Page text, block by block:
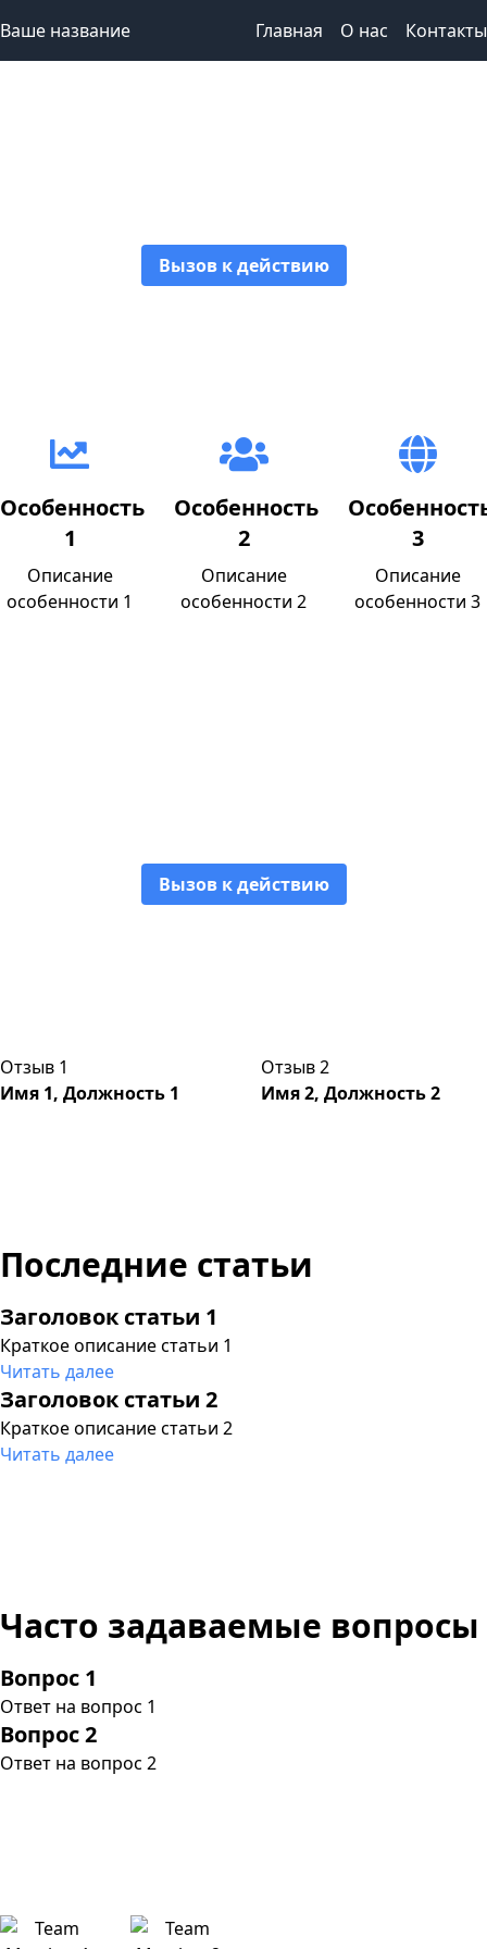
Ваше название Главная О нас Контакты
Вызов к действию
Особенность
1
Описание
особенности 1
Особенность
2
Описание
особенности 2
3
Описание
особенности 3
Вызов к действию
Отзыв 1
Имя 1, Должность 1
Отзыв 2
Имя 2, Должность 2
Последние статьи
Заголовок статьи 1
Краткое описание статьи 1
Читать далее
Заголовок статьи 2
Краткое описание статьи 2
Читать далее
Часто задаваемые вопросы
Вопрос 1
Ответ на вопрос 1
Вопрос 2
Ответ на вопрос 2